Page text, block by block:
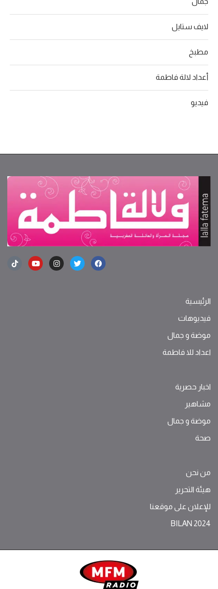
لايف ستايل
مطبخ
أعداد لالة فاطمة
فيديو
الرئيسية
فيديوهات
موضة ‫و‬ ‫‬‫جمال‬
اعداد للا فاطمة
اخبار حصرية
مشاهير
موضة ‫و‬ ‫‬‫جمال‬
صحة
من نحن
هيئة التحرير
للإعلان على موقعنا
BILAN 2024